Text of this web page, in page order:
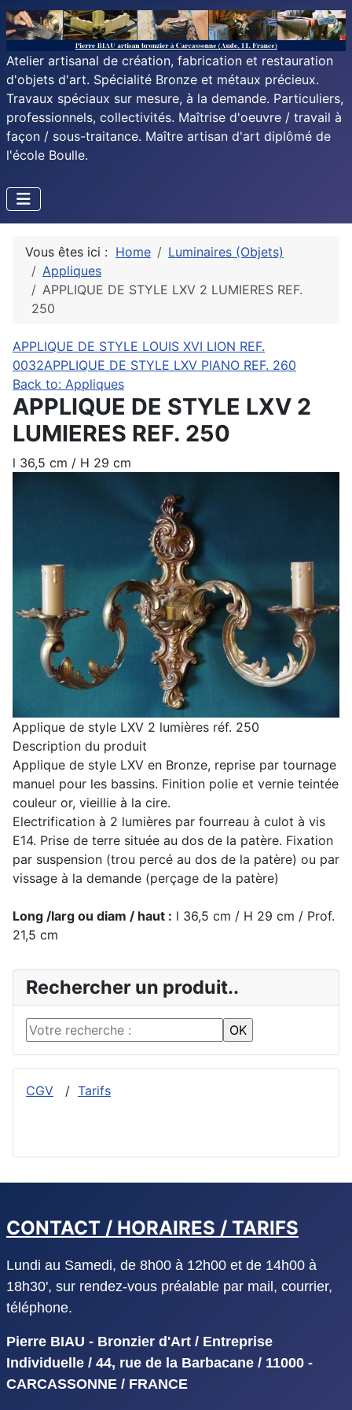
Atelier artisanal de création, fabrication et restauration
d'objets d'art. Spécialité Bronze et métaux précieux.
Travaux spéciaux sur mesure, à la demande. Particuliers,
professionnels, collectivités. Maîtrise d'oeuvre / travail à
façon / sous-traitance. Maître artisan d'art diplômé de
l'école Boulle.
Rechercher un produit..
CGV / Tarifs
Vous êtes ici : Home
Luminaires (Objets)
Appliques
APPLIQUE DE STYLE LXV 2 LUMIERES REF.
250
APPLIQUE DE STYLE LOUIS XVI LION REF.
0032APPLIQUE DE STYLE LXV PIANO REF. 260
Back to: Appliques
APPLIQUE DE STYLE LXV 2
LUMIERES REF. 250
l 36,5 cm / H 29 cm
Applique de style LXV 2 lumières réf. 250
Description du produit
Applique de style LXV en Bronze, reprise par tournage
manuel pour les bassins. Finition polie et vernie teintée
couleur or, vieillie à la cire.
Electrification à 2 lumières par fourreau à culot à vis
E14. Prise de terre située au dos de la patère. Fixation
par suspension (trou percé au dos de la patère) ou par
vissage à la demande (perçage de la patère)
Long /larg ou diam / haut : l 36,5 cm / H 29 cm / Prof.
21,5 cm
CONTACT / HORAIRES / TARIFS
Lundi au Samedi, de 8h00 à 12h00 et de 14h00 à
18h30', sur rendez-vous préalable par mail, courrier,
téléphone.
Pierre BIAU - Bronzier d'Art / Entreprise
Individuelle / 44, rue de la Barbacane / 11000 -
CARCASSONNE / FRANCE